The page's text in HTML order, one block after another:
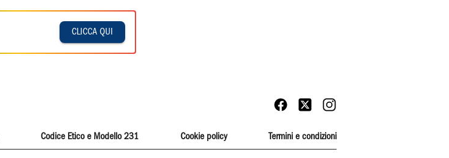
CLICCA QUI
Codice Etico e Modello 231 Cookie policy Termini e condizioni